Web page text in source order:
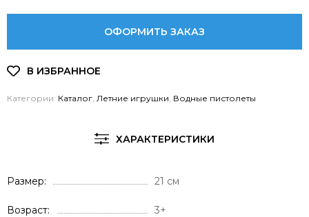
ОФОРМИТЬ ЗАКАЗ
Категории: Каталог Летние игрушки Водные пистолеты
ХАРАКТЕРИСТИКИ
Размер 21 см
Возраст 3+